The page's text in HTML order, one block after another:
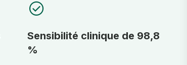
check_circle
Sensibilité clinique de 98,8
%